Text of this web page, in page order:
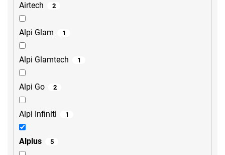
Airtech 2
Alpi Glam 1
Alpi Glamtech 1
Alpi Go 2
Alpi Infiniti 1
Alplus 5